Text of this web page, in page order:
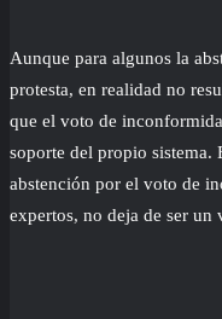
Aunque para algunos la
protesta, en realidad no
que el voto de
soporte del propio
abstención por el voto de
expertos, no deja de ser un